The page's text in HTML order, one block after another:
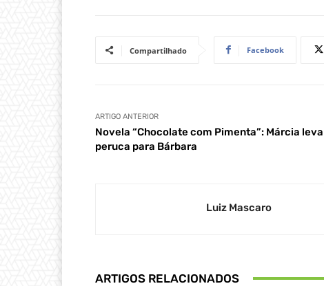
Compartilhado Facebook
ARTIGO ANTERIOR
Novela “Chocolate com Pimenta”: Márcia leva
peruca para Bárbara
Luiz Mascaro
ARTIGOS RELACIONADOS